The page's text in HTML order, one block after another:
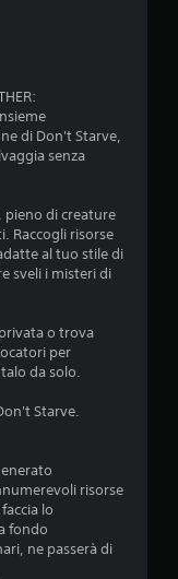
l
e
s
c
e
di Don't Starve,
senza
pieno di creature
Raccogli risorse
al tuo stile di
sveli i misteri di
o trova
per
da solo.
Starve.
risorse
lo
fondo
ne passerà di